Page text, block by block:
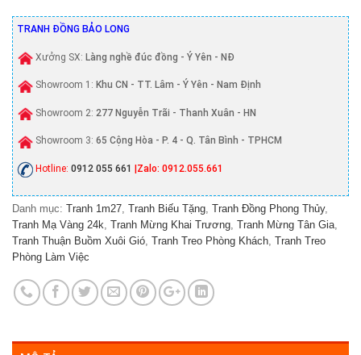
TRANH ĐỒNG BẢO LONG
Xưởng SX: Làng nghề đúc đồng - Ý Yên - NĐ
Showroom 1: Khu CN - TT. Lâm - Ý Yên - Nam Định
Showroom 2: 277 Nguyễn Trãi - Thanh Xuân - HN
Showroom 3: 65 Cộng Hòa - P. 4 - Q. Tân Bình - TPHCM
Hotline: 0912 055 661 |Zalo: 0912.055.661
Danh mục: Tranh 1m27 Tranh Biếu Tặng Tranh Đồng Phong Thủy,
Tranh Mạ Vàng 24k Tranh Mừng Khai Trương Tranh Mừng Tân Gia
Tranh Thuận Buồm Xuôi Gió Tranh Treo Phòng Khách Tranh Treo
Phòng Làm Việc